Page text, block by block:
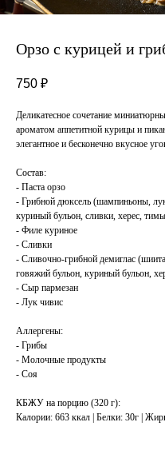
Орзо с курицей и
750 ₽
Деликатесное сочетание
ароматом аппетитной курицы и
элегантное и бесконечно вкусное
Состав:
- Паста орзо
- Грибной дюксель (шампиньоны,
куриный бульон, сливки, херес,
- Филе куриное
- Сливки
- Сливочно-грибной демиглас
говяжий бульон, куриный бульон,
- Сыр пармезан
- Лук чивис
Аллергены:
- Грибы
- Молочные продукты
- Соя
КБЖУ на порцию (320 г):
Калории: 663 ккал | Белки: 30г |